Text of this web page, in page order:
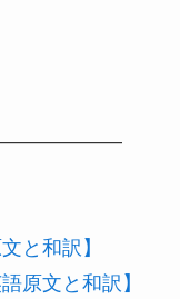
と和訳】
原文と和訳】